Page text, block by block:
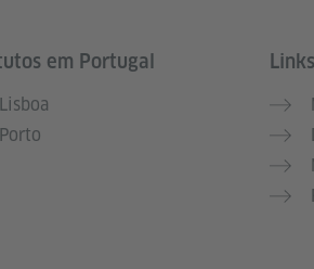
em Portugal
Lisboa
Porto